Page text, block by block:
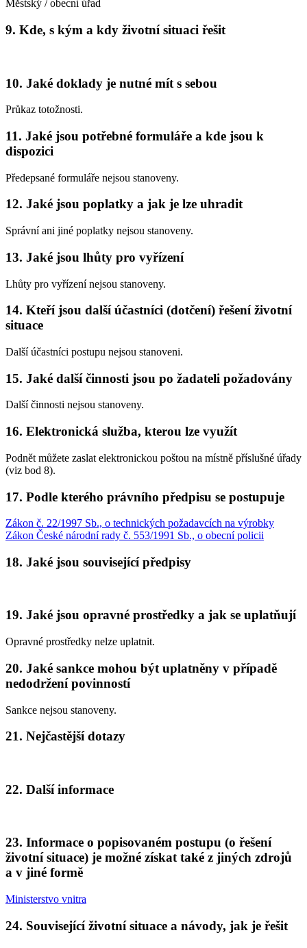
Městský / obecní úřad
9. Kde, s kým a kdy životní situaci řešit
10. Jaké doklady je nutné mít s sebou
Průkaz totožnosti.
11. Jaké jsou potřebné formuláře a kde jsou k
dispozici
Předepsané formuláře nejsou stanoveny.
12. Jaké jsou poplatky a jak je lze uhradit
Správní ani jiné poplatky nejsou stanoveny.
13. Jaké jsou lhůty pro vyřízení
Lhůty pro vyřízení nejsou stanoveny.
14. Kteří jsou další účastníci (dotčení) řešení životní
situace
Další účastníci postupu nejsou stanoveni.
15. Jaké další činnosti jsou po žadateli požadovány
Další činnosti nejsou stanoveny.
16. Elektronická služba, kterou lze využít
Podnět můžete zaslat elektronickou poštou na místně příslušné úřady
(viz bod 8).
17. Podle kterého právního předpisu se postupuje
Zákon č. 22/1997 Sb., o technických požadavcích na výrobky
Zákon České národní rady č. 553/1991 Sb., o obecní policii
18. Jaké jsou související předpisy
19. Jaké jsou opravné prostředky a jak se uplatňují
Opravné prostředky nelze uplatnit.
20. Jaké sankce mohou být uplatněny v případě
nedodržení povinností
Sankce nejsou stanoveny.
21. Nejčastější dotazy
22. Další informace
23. Informace o popisovaném postupu (o řešení
životní situace) je možné získat také z jiných zdrojů
a v jiné formě
Ministerstvo vnitra
24. Související životní situace a návody, jak je řešit